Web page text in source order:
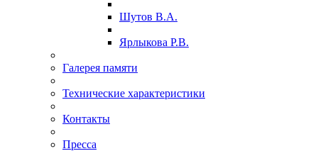
Шутов В.А.
Ярлыкова Р.В.
Галерея памяти
Технические характеристики
Контакты
Пресса